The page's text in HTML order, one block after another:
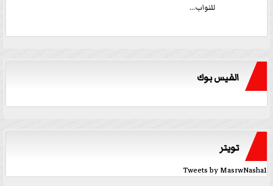
للنواب...
الفيس بوك
تويتر
Tweets by MasrwNasha1